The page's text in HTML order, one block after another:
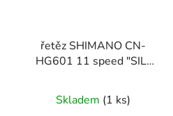
řetěz SHIMANO CN-
HG601 11 speed "SIL-
spojkou Quick-link,
semi paket
Skladem (1 ks)